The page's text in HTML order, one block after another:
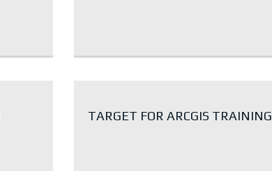
TARGET FOR ARCGIS TRAINING